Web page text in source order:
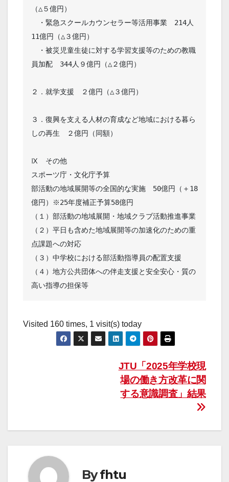
（△５億円）
・緊急スクールカウンセラー等活用事業　214人
11億円（△３億円）
・被災児童生徒に対する学習支援等のための教職
員加配　344人９億円（△２億円）
２．就学支援　２億円（△３億円）
３．復興を支える人材の育成など地域における暮ら
しの再生　２億円（同額）
Ⅸ　その他
スポーツ庁・文化庁予算
部活動の地域展開等の全国的な実施　50億円（＋18
億円）※25年度補正予算58億円
（１）部活動の地域展開・地域クラブ活動推進事業
（２）平日も含めた地域展開等の加速化のための重
点課題への対応
（３）中学校における部活動指導員の配置支援
（４）地方公共団体への伴走支援と安全安心・質の
Visited 160 times, 1 visit(s) today
ビ
ゲ
ー
JTU「2025年学校現
場の働き方改革に関
する意識調査」結果
Byfhtu